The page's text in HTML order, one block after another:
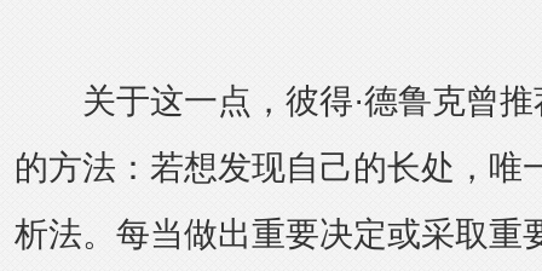
关于这一点，彼得·德鲁克曾推
的方法：若想发现自己的长处，唯
析法。每当做出重要决定或采取重